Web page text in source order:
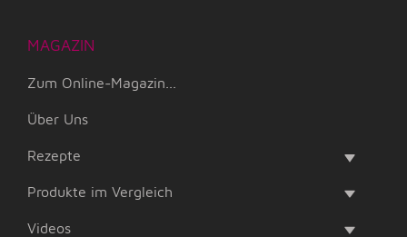
MAGAZIN
Zum Online-Magazin...
Über Uns
Rezepte
Produkte im Vergleich
Videos